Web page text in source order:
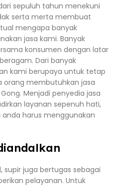
sepuluh tahun menekuni
serta merta membuat
mengapa banyak
jasa kami. Banyak
konsumen dengan latar
Dari banyak
kami berupaya untuk tetap
orang membutuhkan jasa
Menjadi penyedia jasa
layanan sepenuh hati,
harus menggunakan
supir juga bertugas sebagai
pelayanan. Untuk